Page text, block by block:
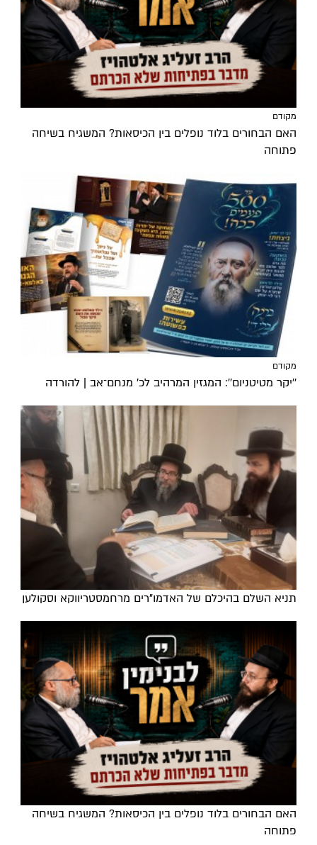
מקודם
האם הבחורים בלוד נופלים בין הכיסאות? המשגיח בשיחה
פתוחה
מקודם
''יקר מטיטניום'': המגזין המרהיב לכ’ מנחם־אב | להורדה
תניא השלם בהיכלם של האדמו"רים מרחמסטריווקא וסקולען
האם הבחורים בלוד נופלים בין הכיסאות? המשגיח בשיחה
פתוחה